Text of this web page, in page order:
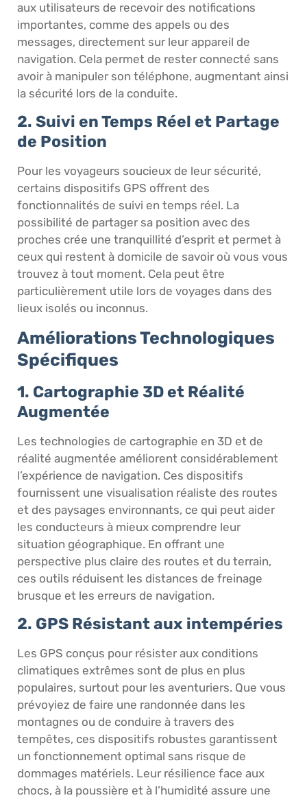
aux utilisateurs de recevoir des notifications
importantes, comme des appels ou des
messages, directement sur leur appareil de
navigation. Cela permet de rester connecté sans
avoir à manipuler son téléphone, augmentant ainsi
la sécurité lors de la conduite.
2. Suivi en Temps Réel et Partage
de Position
Pour les voyageurs soucieux de leur sécurité,
certains dispositifs GPS offrent des
fonctionnalités de suivi en temps réel. La
possibilité de partager sa position avec des
proches crée une tranquillité d’esprit et permet à
ceux qui restent à domicile de savoir où vous vous
trouvez à tout moment. Cela peut être
particulièrement utile lors de voyages dans des
lieux isolés ou inconnus.
Améliorations Technologiques
Spécifiques
1. Cartographie 3D et Réalité
Augmentée
Les technologies de cartographie en 3D et de
réalité augmentée améliorent considérablement
l’expérience de navigation. Ces dispositifs
fournissent une visualisation réaliste des routes
et des paysages environnants, ce qui peut aider
les conducteurs à mieux comprendre leur
situation géographique. En offrant une
perspective plus claire des routes et du terrain,
ces outils réduisent les distances de freinage
brusque et les erreurs de navigation.
2. GPS Résistant aux intempéries
Les GPS conçus pour résister aux conditions
climatiques extrêmes sont de plus en plus
populaires, surtout pour les aventuriers. Que vous
prévoyiez de faire une randonnée dans les
montagnes ou de conduire à travers des
tempêtes, ces dispositifs robustes garantissent
un fonctionnement optimal sans risque de
dommages matériels. Leur résilience face aux
chocs, à la poussière et à l’humidité assure une